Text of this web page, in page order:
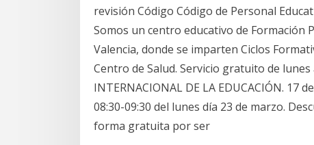
revisión Código Código de Personal
Somos un centro educativo de Formación
Valencia, donde se imparten Ciclos
Centro de Salud. Servicio gratuito de
INTERNACIONAL DE LA EDUCACIÓN.
08:30-09:30 del lunes día 23 de marzo.
forma gratuita por ser